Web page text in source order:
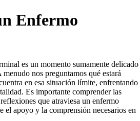
Enfermo
es un momento sumamente delicado
nos preguntamos qué estará
en esa situación límite, enfrentando
Es importante comprender las
que atraviesa un enfermo
el apoyo y la comprensión necesarios en